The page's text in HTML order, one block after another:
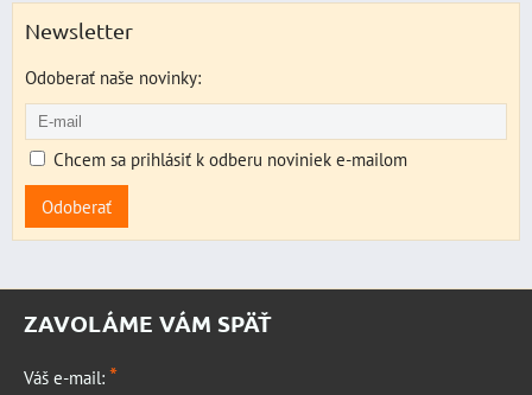
Newsletter
Odoberať naše novinky:
Chcem sa prihlásiť k odberu noviniek e-mailom
Odoberať
ZAVOLÁME VÁM SPÄŤ
Váš e-mail: *